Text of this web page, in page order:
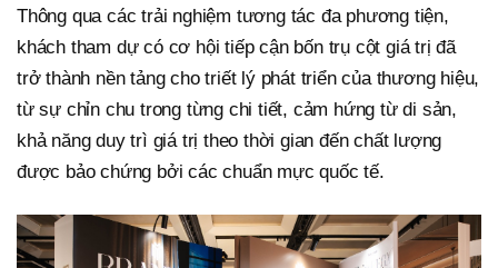
Thông qua các trải nghiệm tương tác đa phương tiện,
khách tham dự có cơ hội tiếp cận bốn trụ cột giá trị đã
trở thành nền tảng cho triết lý phát triển của thương hiệu,
từ sự chỉn chu trong từng chi tiết, cảm hứng từ di sản,
khả năng duy trì giá trị theo thời gian đến chất lượng
được bảo chứng bởi các chuẩn mực quốc tế.